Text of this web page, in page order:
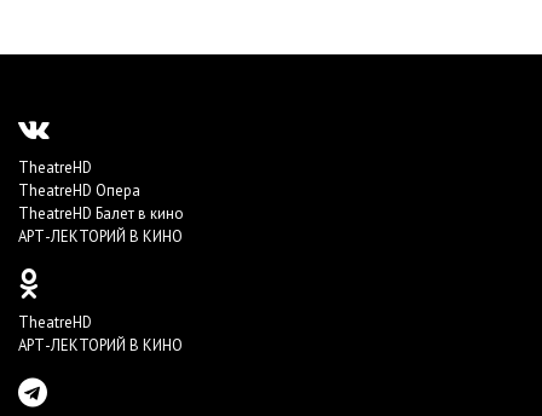
TheatreHD
TheatreHD Опера
TheatreHD Балет в кино
АРТ-ЛЕКТОРИЙ В КИНО
TheatreHD
АРТ-ЛЕКТОРИЙ В КИНО